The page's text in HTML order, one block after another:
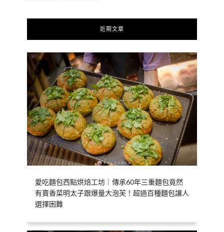
近期文章
愛吃麵包西點烘焙工坊｜傳承60年三重麵包竟然
有賣香菜明太子跟爆量大泡芙！超過百種麵包讓人
選擇困難